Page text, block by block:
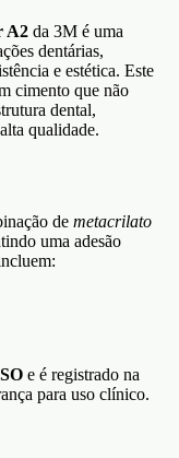
A2 da 3M é uma
dentárias,
e estética. Este
cimento que não
dental,
qualidade.
de metacrilato
uma adesão
e é registrado na
para uso clínico.